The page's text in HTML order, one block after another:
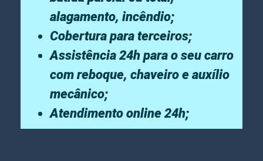
alagamento, incêndio;
Cobertura para terceiros;
Assistência 24h para o seu carro
com reboque, chaveiro e auxílio
mecânico;
Atendimento online 24h;